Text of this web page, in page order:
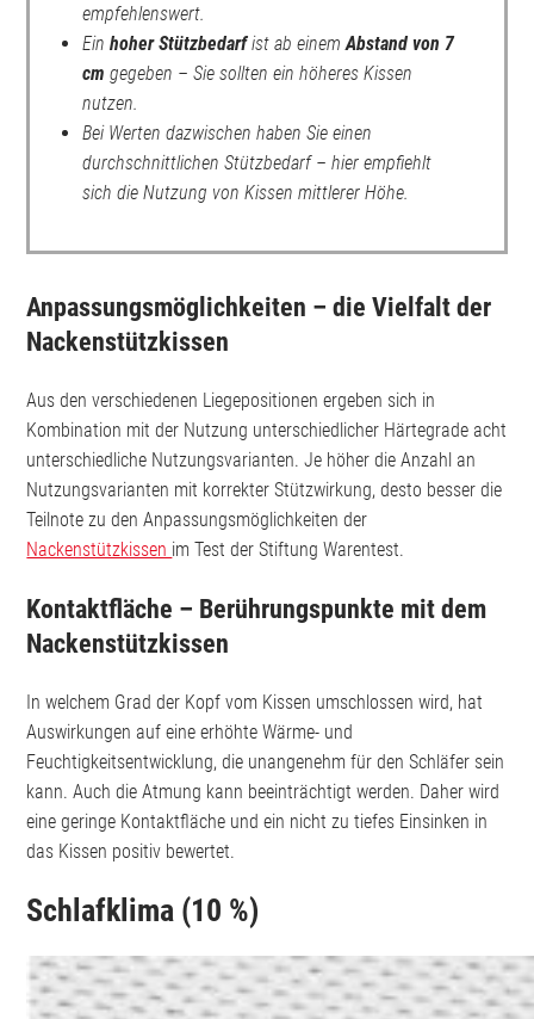
empfehlenswert.
Ein hoher Stützbedarfist ab einem Abstand von 7
cm gegeben – Sie sollten ein höheres Kissen
nutzen.
Bei Werten dazwischen haben Sie einen
durchschnittlichen Stützbedarf – hier empfiehlt
sich die Nutzung von Kissen mittlerer Höhe.
Anpassungsmöglichkeiten – die Vielfalt der
Nackenstützkissen
Aus den verschiedenen Liegepositionen ergeben sich in
Kombination mit der Nutzung unterschiedlicher Härtegrade acht
unterschiedliche Nutzungsvarianten. Je höher die Anzahl an
Nutzungsvarianten mit korrekter Stützwirkung, desto besser die
Teilnote zu den Anpassungsmöglichkeiten der
Nackenstützkissen im Test der Stiftung Warentest.
Kontaktfläche – Berührungspunkte mit dem
Nackenstützkissen
In welchem Grad der Kopf vom Kissen umschlossen wird, hat
Auswirkungen auf eine erhöhte Wärme- und
Feuchtigkeitsentwicklung, die unangenehm für den Schläfer sein
kann. Auch die Atmung kann beeinträchtigt werden. Daher wird
eine geringe Kontaktfläche und ein nicht zu tiefes Einsinken in
das Kissen positiv bewertet.
Schlafklima (10 %)